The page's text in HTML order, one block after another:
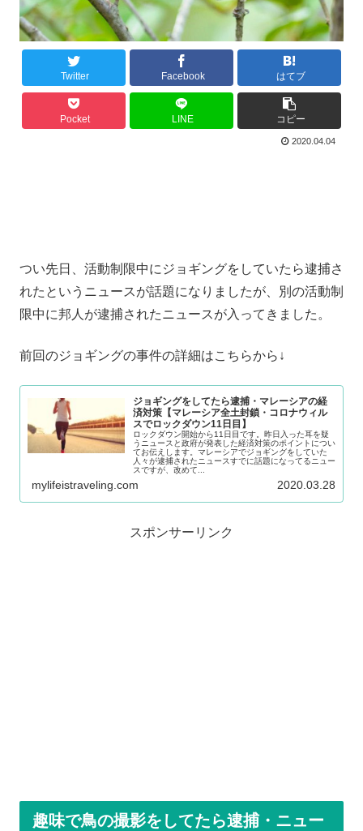
Twitter Facebook はてブ
Pocket LINE コピー
2020.04.04
つい先日、活動制限中にジョギングをしていたら逮捕さ
れたというニュースが話題になりましたが、別の活動制
限中に邦人が逮捕されたニュースが入ってきました。
前回のジョギングの事件の詳細はこちらから↓
ジョギングをしてたら逮捕・マレーシアの経
済対策【マレーシア全土封鎖・コロナウィル
スでロックダウン11日目】
ロックダウン開始から11日目です。昨日入った耳を疑
うニュースと政府が発表した経済対策のポイントについ
てお伝えします。マレーシアでジョギングをしていた
人々が逮捕されたニュースすでに話題になってるニュー
スですが、改めて...
mylifeistraveling.com 2020.03.28
スポンサーリンク
趣味で鳥の撮影をしてたら逮捕・ニュー